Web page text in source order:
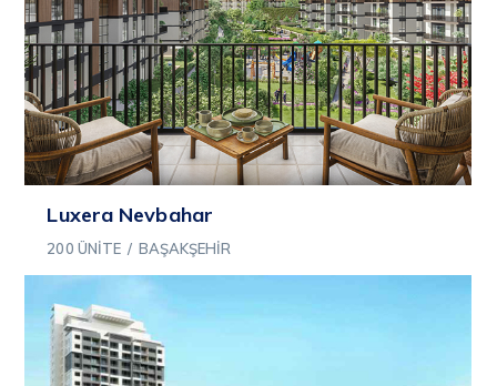
Luxera Nevbahar
200 ÜNITE / BAŞAKŞEHIR